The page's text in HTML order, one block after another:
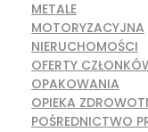
METALE
MOTORYZACYJNA
NIERUCHOMOŚCI
OFERTY
OPAKOWANIA
OPIEKA
POŚREDNICTWO